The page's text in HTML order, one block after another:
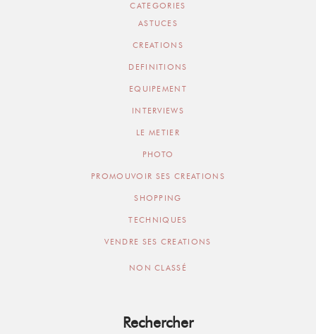
CATEGORIES
ASTUCES
CREATIONS
DEFINITIONS
EQUIPEMENT
INTERVIEWS
LE METIER
PHOTO
PROMOUVOIR SES CREATIONS
SHOPPING
TECHNIQUES
VENDRE SES CREATIONS
NON CLASSÉ
Rechercher